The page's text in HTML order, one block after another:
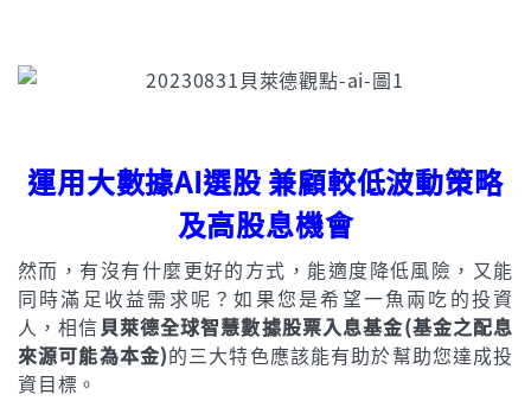
運用大數據AI選股 兼顧較低波動策略
及高股息機會
然而，有沒有什麼更好的方式，能適度降低風險，又能
同時滿足收益需求呢？如果您是希望一魚兩吃的投資
人，相信貝萊德全球智慧數據股票入息基金(基金之配息
來源可能為本金)的三大特色應該能有助於幫助您達成投
資目標。